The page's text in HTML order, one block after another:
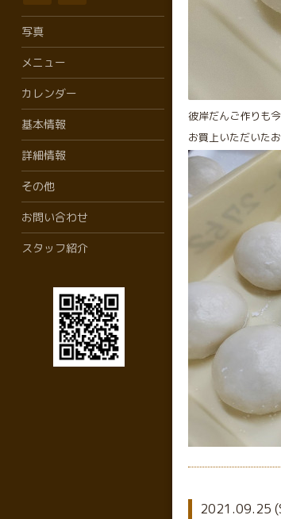
彼岸だんご作りも
お買上いただいた
2021.09.25
写真
メニュー
カレンダー
基本情報
詳細情報
その他
お問い合わせ
スタッフ紹介